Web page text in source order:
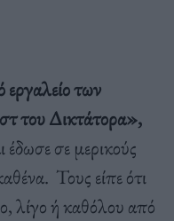
των
του Δικτάτορα»,
σε μερικούς
Τους είπε ότι
λίγο ή καθόλου από